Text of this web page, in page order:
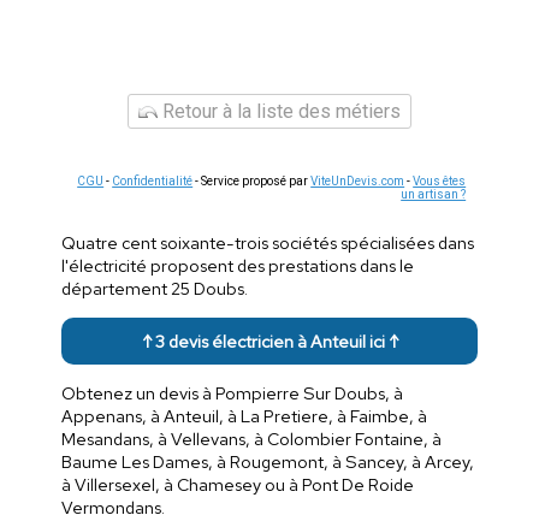
Retour à la liste des métiers
CGU - Confidentialité- Service proposé parViteUnDevis.com -Vous êtes
un artisan ?
Quatre cent soixante-trois sociétés spécialisées dans
l'électricité proposent des prestations dans le
département 25 Doubs.
↑ 3 devis électricien à Anteuil ici ↑
Obtenez un devis à Pompierre Sur Doubs, à
Appenans, à Anteuil, à La Pretiere, à Faimbe, à
Mesandans, à Vellevans, à Colombier Fontaine, à
Baume Les Dames, à Rougemont, à Sancey, à Arcey,
à Villersexel, à Chamesey ou à Pont De Roide
Vermondans.